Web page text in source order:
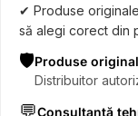
✔ Produse
să alegi corect din
🛡️Produse
Distribuitor
💬Consultanță